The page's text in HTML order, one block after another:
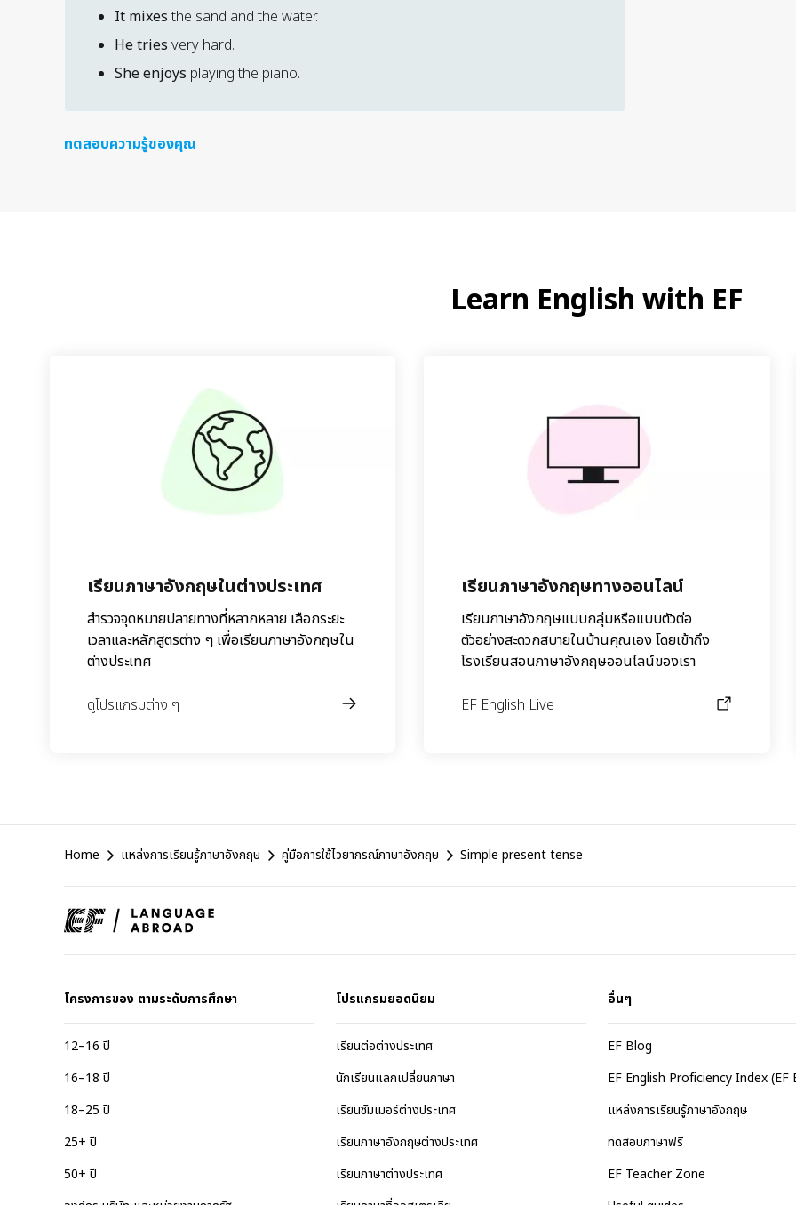
It mixesthe sand and the water.
He tries very hard.
She enjoys playing the piano.
ทดสอบความรู้ของคุณ
Learn English with EF
เรียนภาษาอังกฤษในต่างประเทศ
สำรวจจุดหมายปลายทางที่หลากหลาย เลือกระยะ
เวลาและหลักสูตรต่าง ๆ เพื่อเรียนภาษาอังกฤษใน
ต่างประเทศ
ดูโปรแกรมต่าง ๆ
เรียนภาษาอังกฤษทางออนไลน์
เรียนภาษาอังกฤษแบบกลุ่มหรือแบบตัวต่อ
ตัวอย่างสะดวกสบายในบ้านคุณเอง โดยเข้าถึง
โรงเรียนสอนภาษาอังกฤษออนไลน์ของเรา
EF English Live
Home แหล่งการเรียนรู้ภาษาอังกฤษ คู่มือการใช้ไวยากรณ์ภาษาอังกฤษ Simple present tense
โครงการของ ตามระดับการศึกษา
12–16 ปี
16–18 ปี
18–25 ปี
25+ ปี
50+ ปี
โปรแกรมยอดนิยม
เรียนต่อต่างประเทศ
นักเรียนแลกเปลี่ยนภาษา
เรียนซัมเมอร์ต่างประเทศ
เรียนภาษาอังกฤษต่างประเทศ
เรียนภาษาต่างประเทศ
อื่นๆ
EF Blog
EF English Proficiency Index (EF
แหล่งการเรียนรู้ภาษาอังกฤษ
ทดสอบภาษาฟรี
EF Teacher Zone